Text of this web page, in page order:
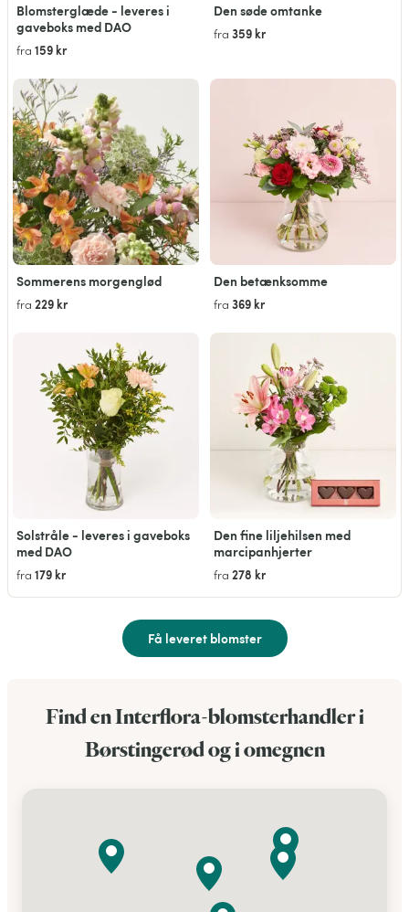
Blomsterglæde - leveres i
gaveboks med DAO
fra 159 kr
Den søde omtanke
fra 359 kr
Sommerens morgenglød
fra 229 kr
Den betænksomme
fra 369 kr
Solstråle - leveres i gaveboks
med DAO
fra 179 kr
Den fine liljehilsen med
marcipanhjerter
fra 278 kr
Få leveret blomster
Find en Interflora-blomsterhandler i
Børstingerød og i omegnen